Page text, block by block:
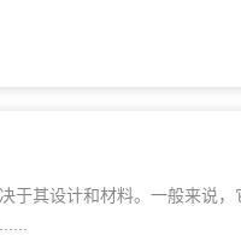
于其设计和材料。一般来说，